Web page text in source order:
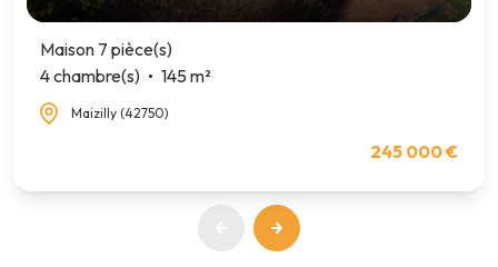
Maison 7 pièce(s)
4 chambre(s)
145 m²
Maizilly (42750)
245 000 €